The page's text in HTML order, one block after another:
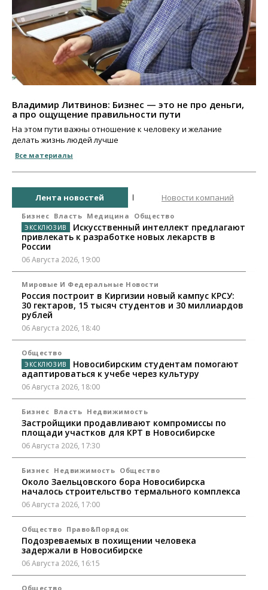
Владимир Литвинов: Бизнес — это не про деньги,
а про ощущение правильности пути
На этом пути важны отношение к человеку и желание
делать жизнь людей лучше
Все материалы
Лента новостей Новости компаний
Бизнес Власть Медицина Общество
Искусственный интеллект предлагают
привлекать к разработке новых лекарств в
России
06 Августа 2026, 19:00
Мировые И Федеральные Новости
Россия построит в Киргизии новый кампус КРСУ:
30 гектаров, 15 тысяч студентов и 30 миллиардов
рублей
06 Августа 2026, 18:40
Общество
Новосибирским студентам помогают
адаптироваться к учебе через культуру
06 Августа 2026, 18:00
Бизнес Власть Недвижимость
Застройщики продавливают компромиссы по
площади участков для КРТ в Новосибирске
06 Августа 2026, 17:30
Бизнес Недвижимость Общество
Около Заельцовского бора Новосибирска
началось строительство термального комплекса
06 Августа 2026, 17:00
Общество Право&Порядок
Подозреваемых в похищении человека
задержали в Новосибирске
06 Августа 2026, 16:15
Общество